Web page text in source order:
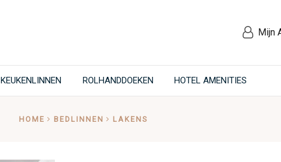
Mijn
KEUKENLINNEN ROLHANDDOEKEN HOTEL AMENITIES
HOME BEDLINNEN LAKENS